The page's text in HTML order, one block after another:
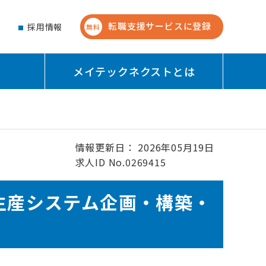
採用情報 無料 転職支援サービスに登録
メイテックネクストとは
情報更新日： 2026年05月19日
求人ID No.0269415
システム企画・構築・